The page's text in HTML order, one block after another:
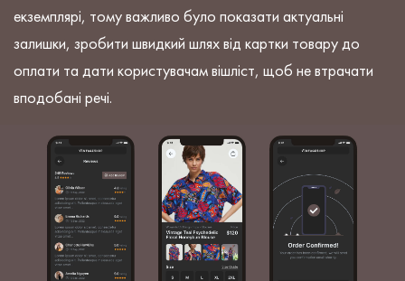
екземплярі, тому важливо було показати актуальні
залишки, зробити швидкий шлях від картки товару до
оплати та дати користувачам вішліст, щоб не втрачати
вподобані речі.